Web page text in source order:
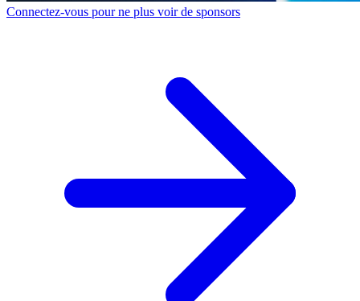
Connectez-vous pour ne plus voir de sponsors